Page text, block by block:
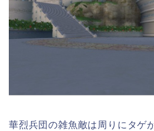
華烈兵団の雑魚敵は周りにタゲ